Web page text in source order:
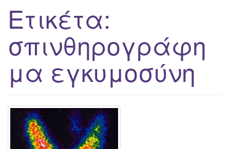
Ετικέτα:
σπινθηρογράφη
μα εγκυμοσύνη